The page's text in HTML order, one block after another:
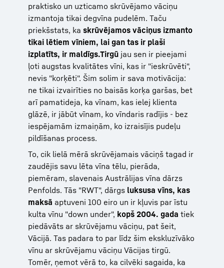
praktisko un uzticamo skrūvējamo vāciņu
izmantoja tikai degvīna pudelēm. Taču
priekšstats, ka skrūvējamos vāciņus izmanto
tikai lētiem vīniem, lai gan tas ir plaši
izplatīts, ir maldīgs.Tirgū jau sen ir pieejami
ļoti augstas kvalitātes vīni, kas ir "ieskrūvēti",
nevis "korķēti". Šim solim ir sava motivācija:
ne tikai izvairīties no baisās korķa garšas, bet
arī pamatideja, ka vīnam, kas ielej klienta
glāzē, ir jābūt vīnam, ko vīndaris radījis - bez
iespējamām izmaiņām, ko izraisījis pudeļu
pildīšanas process.
To, cik lielā mērā skrūvējamais vāciņš tagad ir
zaudējis savu lēta vīna tēlu, pierāda,
piemēram, slavenais Austrālijas vīna dārzs
Penfolds. Tās "RWT", dārgs luksusa vīns, kas
maksā aptuveni 100 eiro un ir kļuvis par īstu
kulta vīnu "down under", kopš 2004. gada tiek
piedāvāts ar skrūvējamu vāciņu, pat šeit,
Vācijā. Tas padara to par līdz šim ekskluzīvāko
vīnu ar skrūvējamu vāciņu Vācijas tirgū.
Tomēr, ņemot vērā to, ka cilvēki sagaida, ka